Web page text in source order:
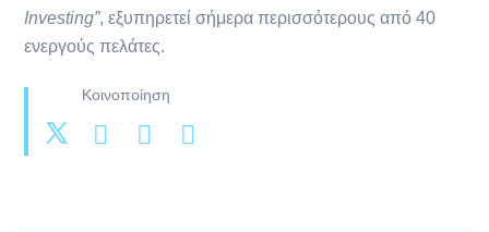
Investing”, εξυπηρετεί σήμερα περισσότερους από 40
ενεργούς πελάτες.
Κοινοποίηση